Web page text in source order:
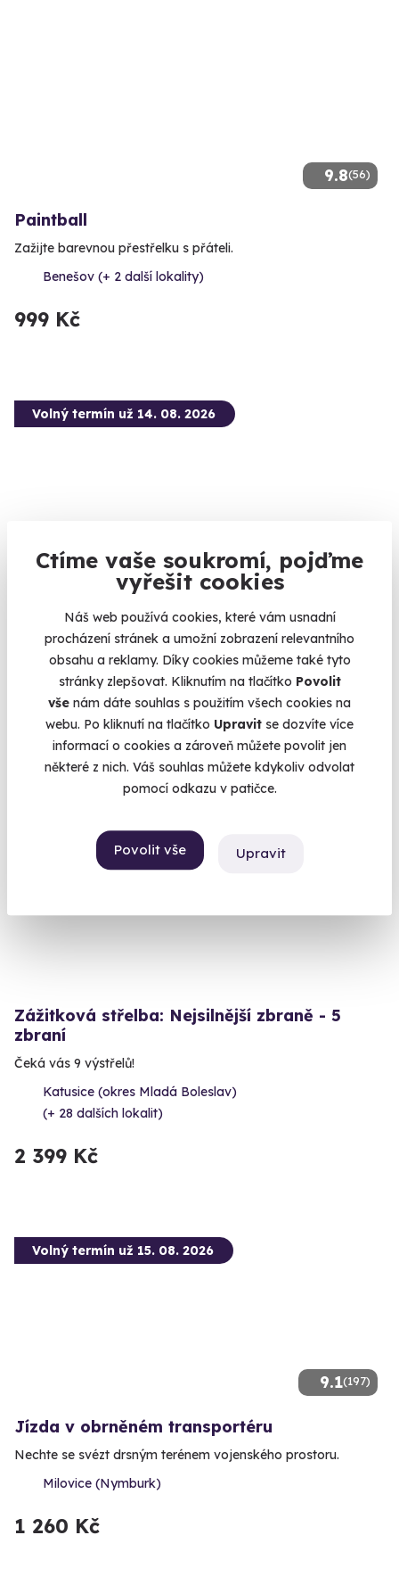
Ctíme vaše soukromí, pojďme
vyřešit cookies
Náš web používá cookies, které vám usnadní
procházení stránek a umožní zobrazení relevantního
obsahu a reklamy. Díky cookies můžeme také tyto
stránky zlepšovat. Kliknutím na tlačítko Povolit
vše nám dáte souhlas s použitím všech cookies na
webu. Po kliknutí na tlačítko Upravit se dozvíte více
informací o cookies a zároveň můžete povolit jen
některé z nich. Váš souhlas můžete kdykoliv odvolat
pomocí odkazu v patičce.
Povolit vše Upravit
9.8(56)
Paintball
Zažijte barevnou přestřelku s přáteli.
Benešov (+ 2 další lokality)
999 Kč
Volný termín už 14. 08. 2026
Zážitková střelba: Zbraně z online stříleček -
11 zbraní
Vyzkoušejte si naživo zbraně, které znáte z oblíbených
stříleček!
Katusice (okres Mladá Boleslav)
(+ 28 dalších lokalit)
2 999 Kč
Volný termín už 11. 08. 2026
Zážitková střelba: Nejsilnější zbraně - 5
zbraní
Čeká vás 9 výstřelů!
Katusice (okres Mladá Boleslav)
(+ 28 dalších lokalit)
2 399 Kč
9.1(197)
Volný termín už 15. 08. 2026
Jízda v obrněném transportéru
Nechte se svézt drsným terénem vojenského prostoru.
Milovice (Nymburk)
1 260 Kč